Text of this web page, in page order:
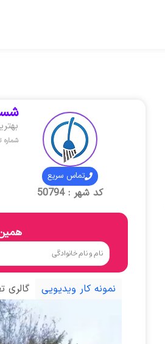
تماس سریع
کد شهر : 50794
شماره
نمونه کار ویدیویی گالری